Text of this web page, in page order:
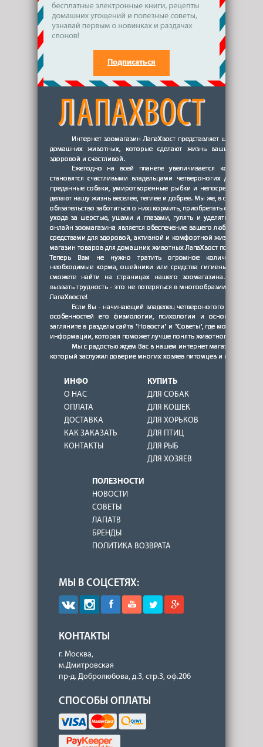
Подписаться
ИНФО
О НАС
ОПЛАТА
ДОСТАВКА
КАК ЗАКАЗАТЬ
КОНТАКТЫ
КУПИТЬ
ДЛЯ СОБАК
ДЛЯ КОШЕК
ДЛЯ ХОРЬКОВ
ДЛЯ ПТИЦ
ДЛЯ РЫБ
ДЛЯ ХОЗЯЕВ
ПОЛЕЗНОСТИ
НОВОСТИ
СОВЕТЫ
ЛАПАТВ
БРЕНДЫ
ПОЛИТИКА ВОЗВРАТА
МЫ В СОЦСЕТЯХ:
КОНТАКТЫ
г. Москва,
м.Дмитровская
пр-д. Добролюбова, д.3, стр.3, оф.206
СПОСОБЫ ОПЛАТЫ